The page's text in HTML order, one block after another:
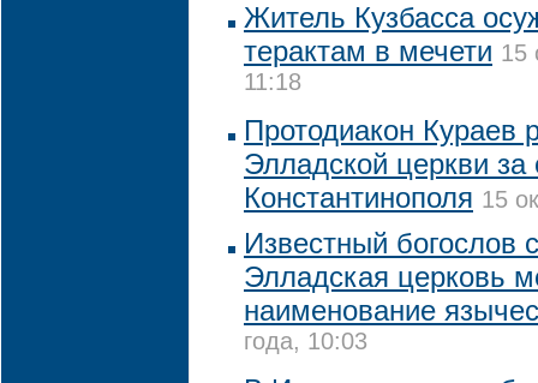
Житель Кузбасса
терактам в мечети 15
11:18
Протодиакон Кураев
Элладской церкви за
Константинополя 15
Известный богослов
Элладская церковь
наименование
года, 10:03